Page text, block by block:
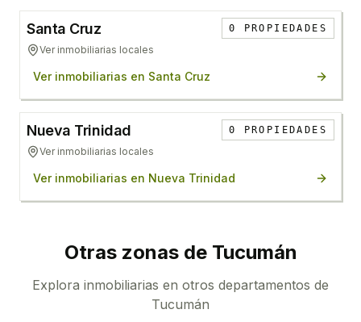
Santa Cruz
Ver inmobiliarias locales
0 PROPIEDADES
Ver inmobiliarias en Santa Cruz
Nueva Trinidad
Ver inmobiliarias locales
0 PROPIEDADES
Ver inmobiliarias en Nueva Trinidad
Otras zonas de Tucumán
Explora inmobiliarias en otros departamentos de
Tucumán